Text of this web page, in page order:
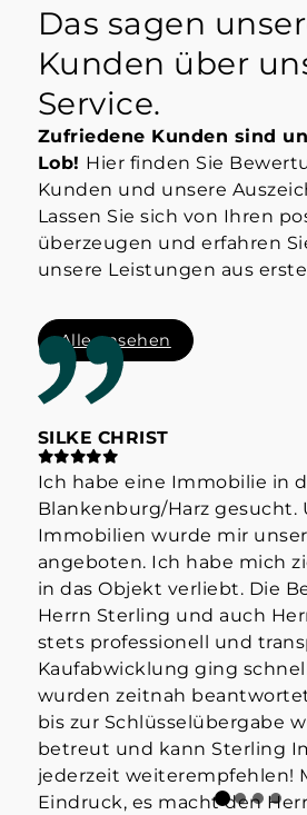
Das sagen
Kunden über
Service.
Zufriedene Kunden sind
Lob! Hier finden Sie
Kunden und unsere
Lassen Sie sich von Ihren
überzeugen und erfahren
unsere Leistungen aus
Alle ansehen
SILKE CHRIST
Ich habe eine Immobilie in
Blankenburg/Harz gesucht.
Immobilien wurde mir
angeboten. Ich habe mich
in das Objekt verliebt. Die
Herrn Sterling und auch
stets professionell und
Kaufabwicklung ging
wurden zeitnah
bis zur Schlüsselübergabe
betreut und kann Sterling
jederzeit weiterempfehlen!
Eindruck, es macht den